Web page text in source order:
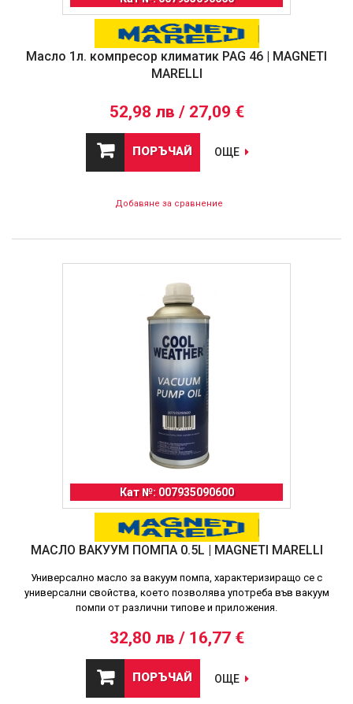
Масло 1л. компресор климатик PAG 46 | MAGNETI
MARELLI
52,98 лв / 27,09 €
ПОРЪЧАЙ ОЩЕ
Добавяне за сравнение
Кат №: 007935090600
МАСЛО ВАКУУМ ПОМПА 0.5L | MAGNETI MARELLI
Универсално масло за вакуум помпа, характеризиращо се с
универсални свойства, което позволява употреба във вакуум
помпи от различни типове и приложения.
32,80 лв / 16,77 €
ПОРЪЧАЙ ОЩЕ